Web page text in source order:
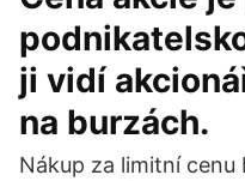
ji vidí
na burzách.
Nákup za limitní cenu